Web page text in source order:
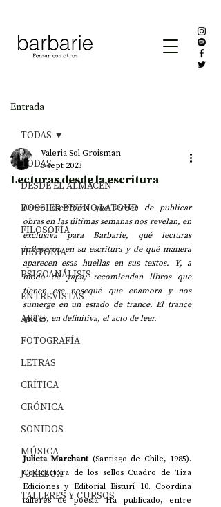
Entrada
TODAS
DESDE EL ALMACÉN
DOSSIER BRUNO LATOUR
FILOSOFÍA
HISTORIA
PSICOANÁLISIS
ENTREVISTAS
ARTE
FOTOGRAFÍA
LETRAS
CRÍTICA
CRÓNICA
SONIDOS
MÚSICA
JUKEBOX
TALLERES Y CURSOS
TODAS
Lecturas desde la escritura
Valeria Sol Groisman
5 sept 2023
Cinco escritores que vienen de publicar
obras en las últimas semanas nos revelan, en
exclusiva para Barbarie, qué lecturas
influyeron en su escritura y de qué manera
aparecen esas huellas en sus textos. Y, a
modo de yapa, recomiendan libros que
tienen ese nosequé que enamora y nos
sumerge en un estado de trance. El trance
que es, en definitiva, el acto de leer.
Julieta Marchant (Santiago de Chile, 1985).
Codirectora de los sellos Cuadro de Tiza
Ediciones y Editorial Bisturí 10. Coordina
talleres de poesía. Ha publicado, entre